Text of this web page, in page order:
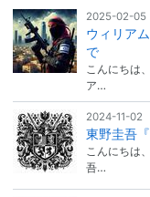
2025-02-05
ウィリア
で
こんにちは
ア…
2024-11-02
東野圭吾
こんにちは
吾…